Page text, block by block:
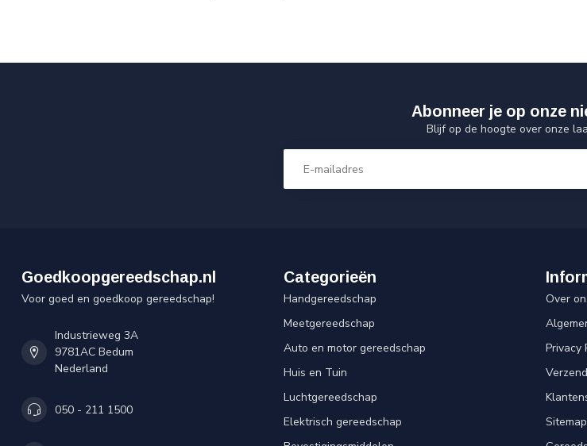
Abonneer je op onze
Blijf op de hoogte over onze
Goedkoopgereedschap.nl
Voor goed en goedkoop gereedschap!
Industrieweg 3A
9781AC Bedum
Nederland
050 - 211 1500
Categorieën
Handgereedschap
Meetgereedschap
Auto en motor gereedschap
Huis en Tuin
Luchtgereedschap
Elektrisch gereedschap
Over
Privacy
Sitemap